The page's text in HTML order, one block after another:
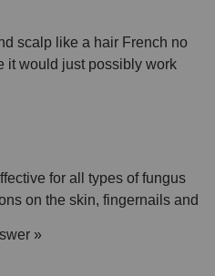
scalp like a hair French no
it would just possibly work
for all types of fungus
on the skin, fingernails and
»